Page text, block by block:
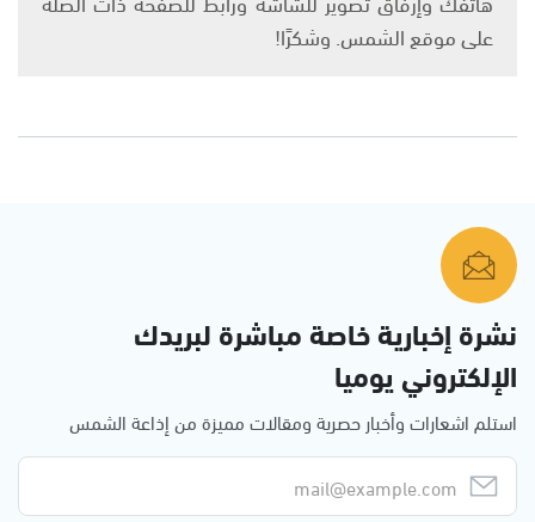
على موقع الشمس. وشكرًا!
نشرة إخبارية خاصة مباشرة لبريدك
الإلكتروني يوميا
استلم اشعارات وأخبار حصرية ومقالات مميزة من إذاعة الشمس